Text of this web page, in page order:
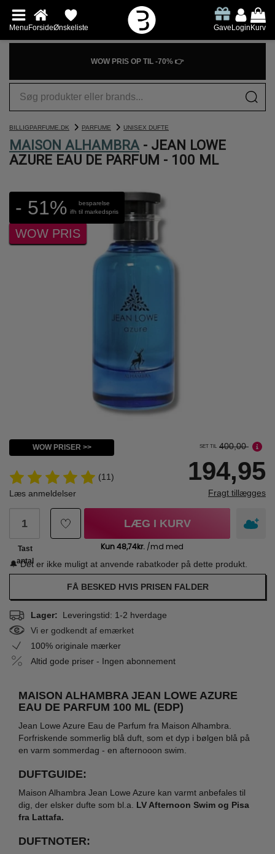
MenuForsideØnskeliste GaveLoginKurv
WOW PRIS OP TIL -70% 👉
BILLIGPARFUME.DK PARFUME UNISEX DUFTE
MAISON ALHAMBRA - JEAN LOWE
AZURE EAU DE PARFUM - 100 ML
- 51%
besparelse
ifh til markedspris
WOW PRIS
WOW PRISER >>
(11)
Læs anmeldelser
SET TIL 400,00
194,95
Fragt tillægges
Tast
antal
LÆG I KURV
🔔 Det er ikke muligt at anvende rabatkoder på dette produkt.
FÅ BESKED HVIS PRISEN FALDER
Lager: Leveringstid: 1-2 hverdage
Vi er godkendt af emærket
100% originale mærker
Altid gode priser - Ingen abonnement
MAISON ALHAMBRA JEAN LOWE AZURE
EAU DE PARFUM 100 ML (EDP)
Jean Lowe Azure Eau de Parfum fra Maison Alhambra.
Forfriskende sommerlig blå duft, som et dyp i bølgen blå på
en varm sommerdag - en afternooon swim.
DUFTGUIDE:
Maison Alhambra Jean Lowe Azure kan varmt anbefales til
dig, der elsker dufte som bl.a. LV Afternoon Swim og Pisa
fra Lattafa.
DUFTNOTER: